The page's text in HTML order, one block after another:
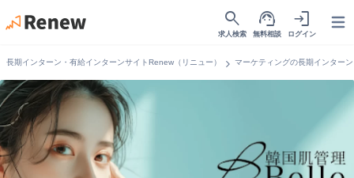
search
求人検索
support_agent
無料相談
login
ログイン
長期インターン・有給インターンサイトRenew（リニュー） chevron_right マーケティングの長期インター